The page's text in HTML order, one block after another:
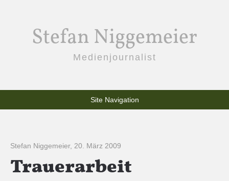
Stefan Niggemeier
Medienjournalist
Site Navigation
Stefan Niggemeier, 20. März 2009
Trauerarbeit